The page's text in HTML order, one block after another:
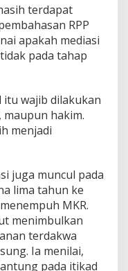
terdapat
RPP
apakah mediasi
pada tahap
itu wajib dilakukan
hakim.
menjadi
juga muncul pada
lima tahun ke
MKR.
menimbulkan
terdakwa
Ia menilai,
pada itikad